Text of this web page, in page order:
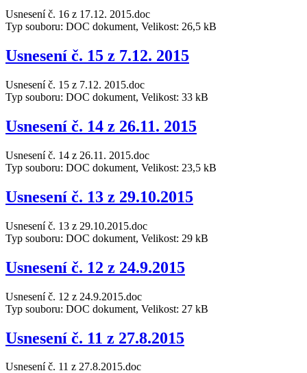
Usnesení č. 16 z 17.12. 2015.doc
Typ souboru: DOC dokument, Velikost: 26,5 kB
Usnesení č. 15 z 7.12. 2015
Usnesení č. 15 z 7.12. 2015.doc
Typ souboru: DOC dokument, Velikost: 33 kB
Usnesení č. 14 z 26.11. 2015
Usnesení č. 14 z 26.11. 2015.doc
Typ souboru: DOC dokument, Velikost: 23,5 kB
Usnesení č. 13 z 29.10.2015
Usnesení č. 13 z 29.10.2015.doc
Typ souboru: DOC dokument, Velikost: 29 kB
Usnesení č. 12 z 24.9.2015
Usnesení č. 12 z 24.9.2015.doc
Typ souboru: DOC dokument, Velikost: 27 kB
Usnesení č. 11 z 27.8.2015
Usnesení č. 11 z 27.8.2015.doc